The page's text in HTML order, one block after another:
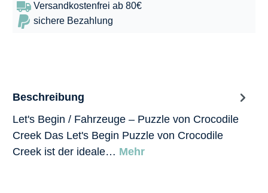
Versandkostenfrei ab 80€
sichere Bezahlung
Beschreibung
Let's Begin / Fahrzeuge – Puzzle von Crocodile
Creek Das Let's Begin Puzzle von Crocodile
Creek ist der ideale… Mehr